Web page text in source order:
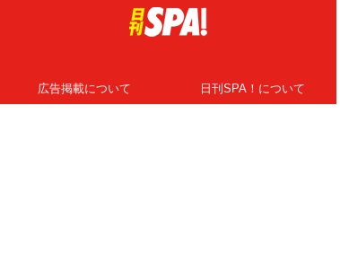
広告掲載について 日刊SPA！について